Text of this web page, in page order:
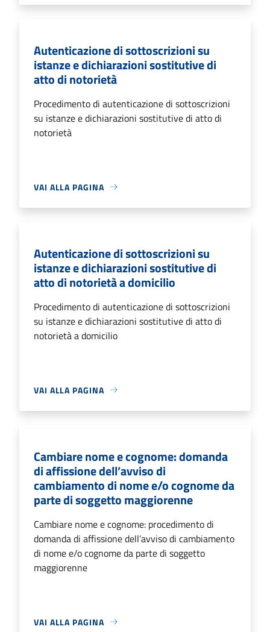
Autenticazione di sottoscrizioni su
istanze e dichiarazioni sostitutive di
atto di notorietà
Procedimento di autenticazione di sottoscrizioni
su istanze e dichiarazioni sostitutive di atto di
notorietà
VAI ALLA PAGINA
Autenticazione di sottoscrizioni su
istanze e dichiarazioni sostitutive di
atto di notorietà a domicilio
Procedimento di autenticazione di sottoscrizioni
su istanze e dichiarazioni sostitutive di atto di
notorietà a domicilio
VAI ALLA PAGINA
Cambiare nome e cognome: domanda
di affissione dell’avviso di
cambiamento di nome e/o cognome da
parte di soggetto maggiorenne
Cambiare nome e cognome: procedimento di
domanda di affissione dell’avviso di cambiamento
di nome e/o cognome da parte di soggetto
maggiorenne
VAI ALLA PAGINA